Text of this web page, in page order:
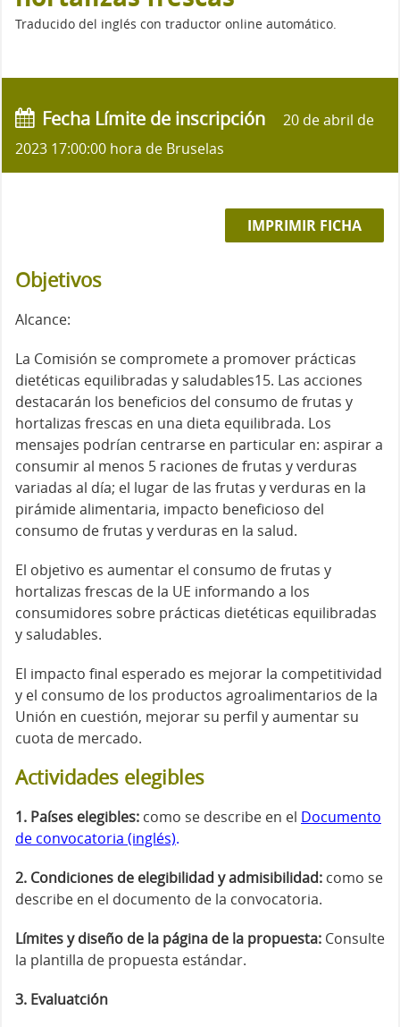
Traducido del inglés con traductor online automático.
Fecha Límite de inscripción
20 de abril de
2023 17:00:00 hora de Bruselas
IMPRIMIR FICHA
Objetivos
Alcance:
La Comisión se compromete a promover prácticas
dietéticas equilibradas y saludables15. Las acciones
destacarán los beneficios del consumo de frutas y
hortalizas frescas en una dieta equilibrada. Los
mensajes podrían centrarse en particular en: aspirar a
consumir al menos 5 raciones de frutas y verduras
variadas al día; el lugar de las frutas y verduras en la
pirámide alimentaria, impacto beneficioso del
consumo de frutas y verduras en la salud.
El objetivo es aumentar el consumo de frutas y
hortalizas frescas de la UE informando a los
consumidores sobre prácticas dietéticas equilibradas
y saludables.
El impacto final esperado es mejorar la competitividad
y el consumo de los productos agroalimentarios de la
Unión en cuestión, mejorar su perfil y aumentar su
cuota de mercado.
Actividades elegibles
1. Países elegibles: como se describe en el Documento
de convocatoria (inglés).
2. Condiciones de elegibilidad y admisibilidad: como se
describe en el documento de la convocatoria.
Límites y diseño de la página de la propuesta: Consulte
la plantilla de propuesta estándar.
3. Evaluatción